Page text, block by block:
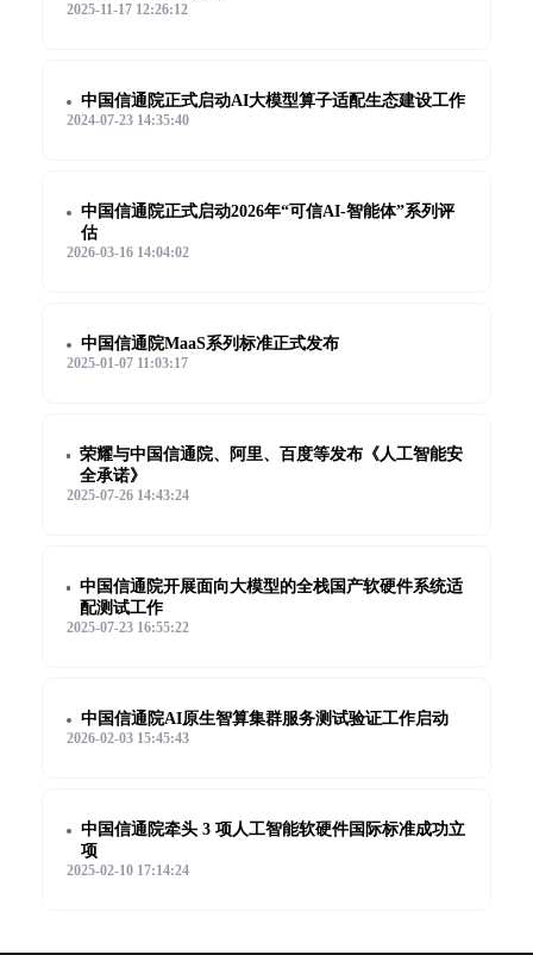
2025-11-17 12:26:12
中国信通院正式启动AI大模型算子适配生态建设工作
2024-07-23 14:35:40
中国信通院正式启动2026年“可信AI-智能体”系列评
估
2026-03-16 14:04:02
中国信通院MaaS系列标准正式发布
2025-01-07 11:03:17
荣耀与中国信通院、阿里、百度等发布《人工智能安
全承诺》
2025-07-26 14:43:24
中国信通院开展面向大模型的全栈国产软硬件系统适
配测试工作
2025-07-23 16:55:22
中国信通院AI原生智算集群服务测试验证工作启动
2026-02-03 15:45:43
中国信通院牵头 3 项人工智能软硬件国际标准成功立
项
2025-02-10 17:14:24